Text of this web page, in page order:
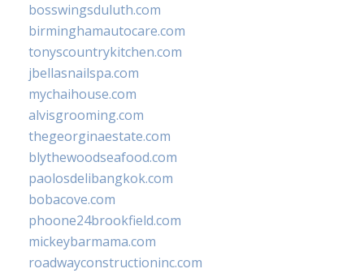
bosswingsduluth.com
birminghamautocare.com
tonyscountrykitchen.com
jbellasnailspa.com
mychaihouse.com
alvisgrooming.com
thegeorginaestate.com
blythewoodseafood.com
paolosdelibangkok.com
bobacove.com
phoone24brookfield.com
mickeybarmama.com
roadwayconstructioninc.com